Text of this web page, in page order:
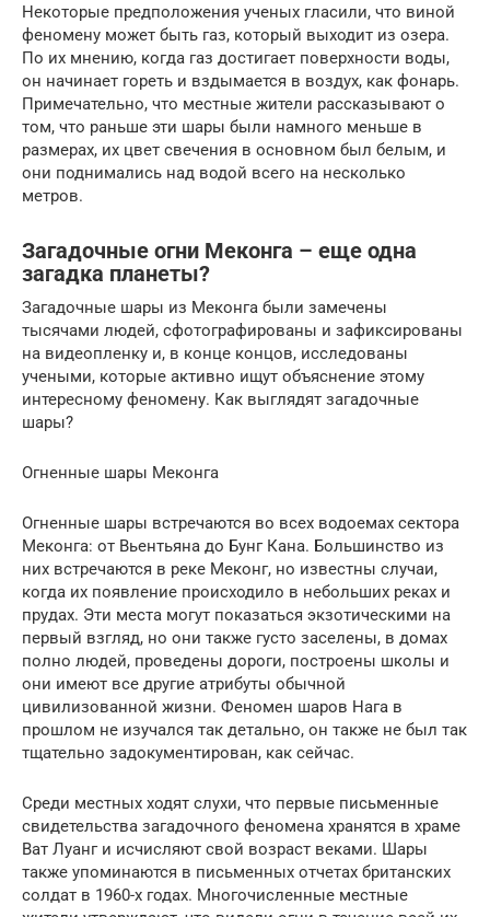
Некоторые предположения ученых гласили, что виной
феномену может быть газ, который выходит из озера.
По их мнению, когда газ достигает поверхности воды,
он начинает гореть и вздымается в воздух, как фонарь.
Примечательно, что местные жители рассказывают о
том, что раньше эти шары были намного меньше в
размерах, их цвет свечения в основном был белым, и
они поднимались над водой всего на несколько
метров.
Загадочные огни Меконга – еще одна
загадка планеты?
Загадочные шары из Меконга были замечены
тысячами людей, сфотографированы и зафиксированы
на видеопленку и, в конце концов, исследованы
учеными, которые активно ищут объяснение этому
интересному феномену. Как выглядят загадочные
шары?
Огненные шары Меконга
Огненные шары встречаются во всех водоемах сектора
Меконга: от Вьентьяна до Бунг Кана. Большинство из
них встречаются в реке Меконг, но известны случаи,
когда их появление происходило в небольших реках и
прудах. Эти места могут показаться экзотическими на
первый взгляд, но они также густо заселены, в домах
полно людей, проведены дороги, построены школы и
они имеют все другие атрибуты обычной
цивилизованной жизни. Феномен шаров Нага в
прошлом не изучался так детально, он также не был так
тщательно задокументирован, как сейчас.
Среди местных ходят слухи, что первые письменные
свидетельства загадочного феномена хранятся в храме
Ват Луанг и исчисляют свой возраст веками. Шары
также упоминаются в письменных отчетах британских
солдат в 1960-х годах. Многочисленные местные